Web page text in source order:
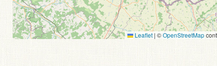
Leaflet | ©OpenStreetMap